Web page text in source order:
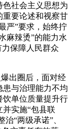
社会主义思想为
重要论述和视察甘
严”要求，始终拧
麻辣烫”的能力水
保障人民群众
出圈后，面对经
与治理能力不均
饮单位质量提升行
实施“包县联
“两级承诺”、